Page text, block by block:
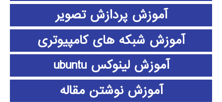
آموزش پردازش تصویر
آموزش شبکه های کامپیوتری
آموزش لینوکس ubuntu
آموزش نوشتن مقاله